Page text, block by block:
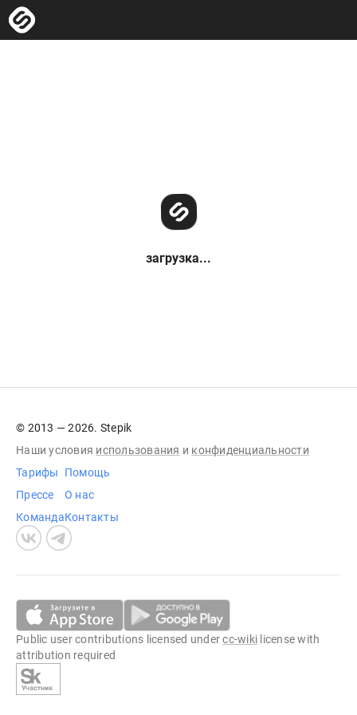
загрузка...
© 2013 — 2026. Stepik
Наши условия использования и конфиденциальности
Тарифы
Прессе
Команда
Помощь
О нас
Контакты
Public user contributions licensed undercc-wiki license with
attribution required